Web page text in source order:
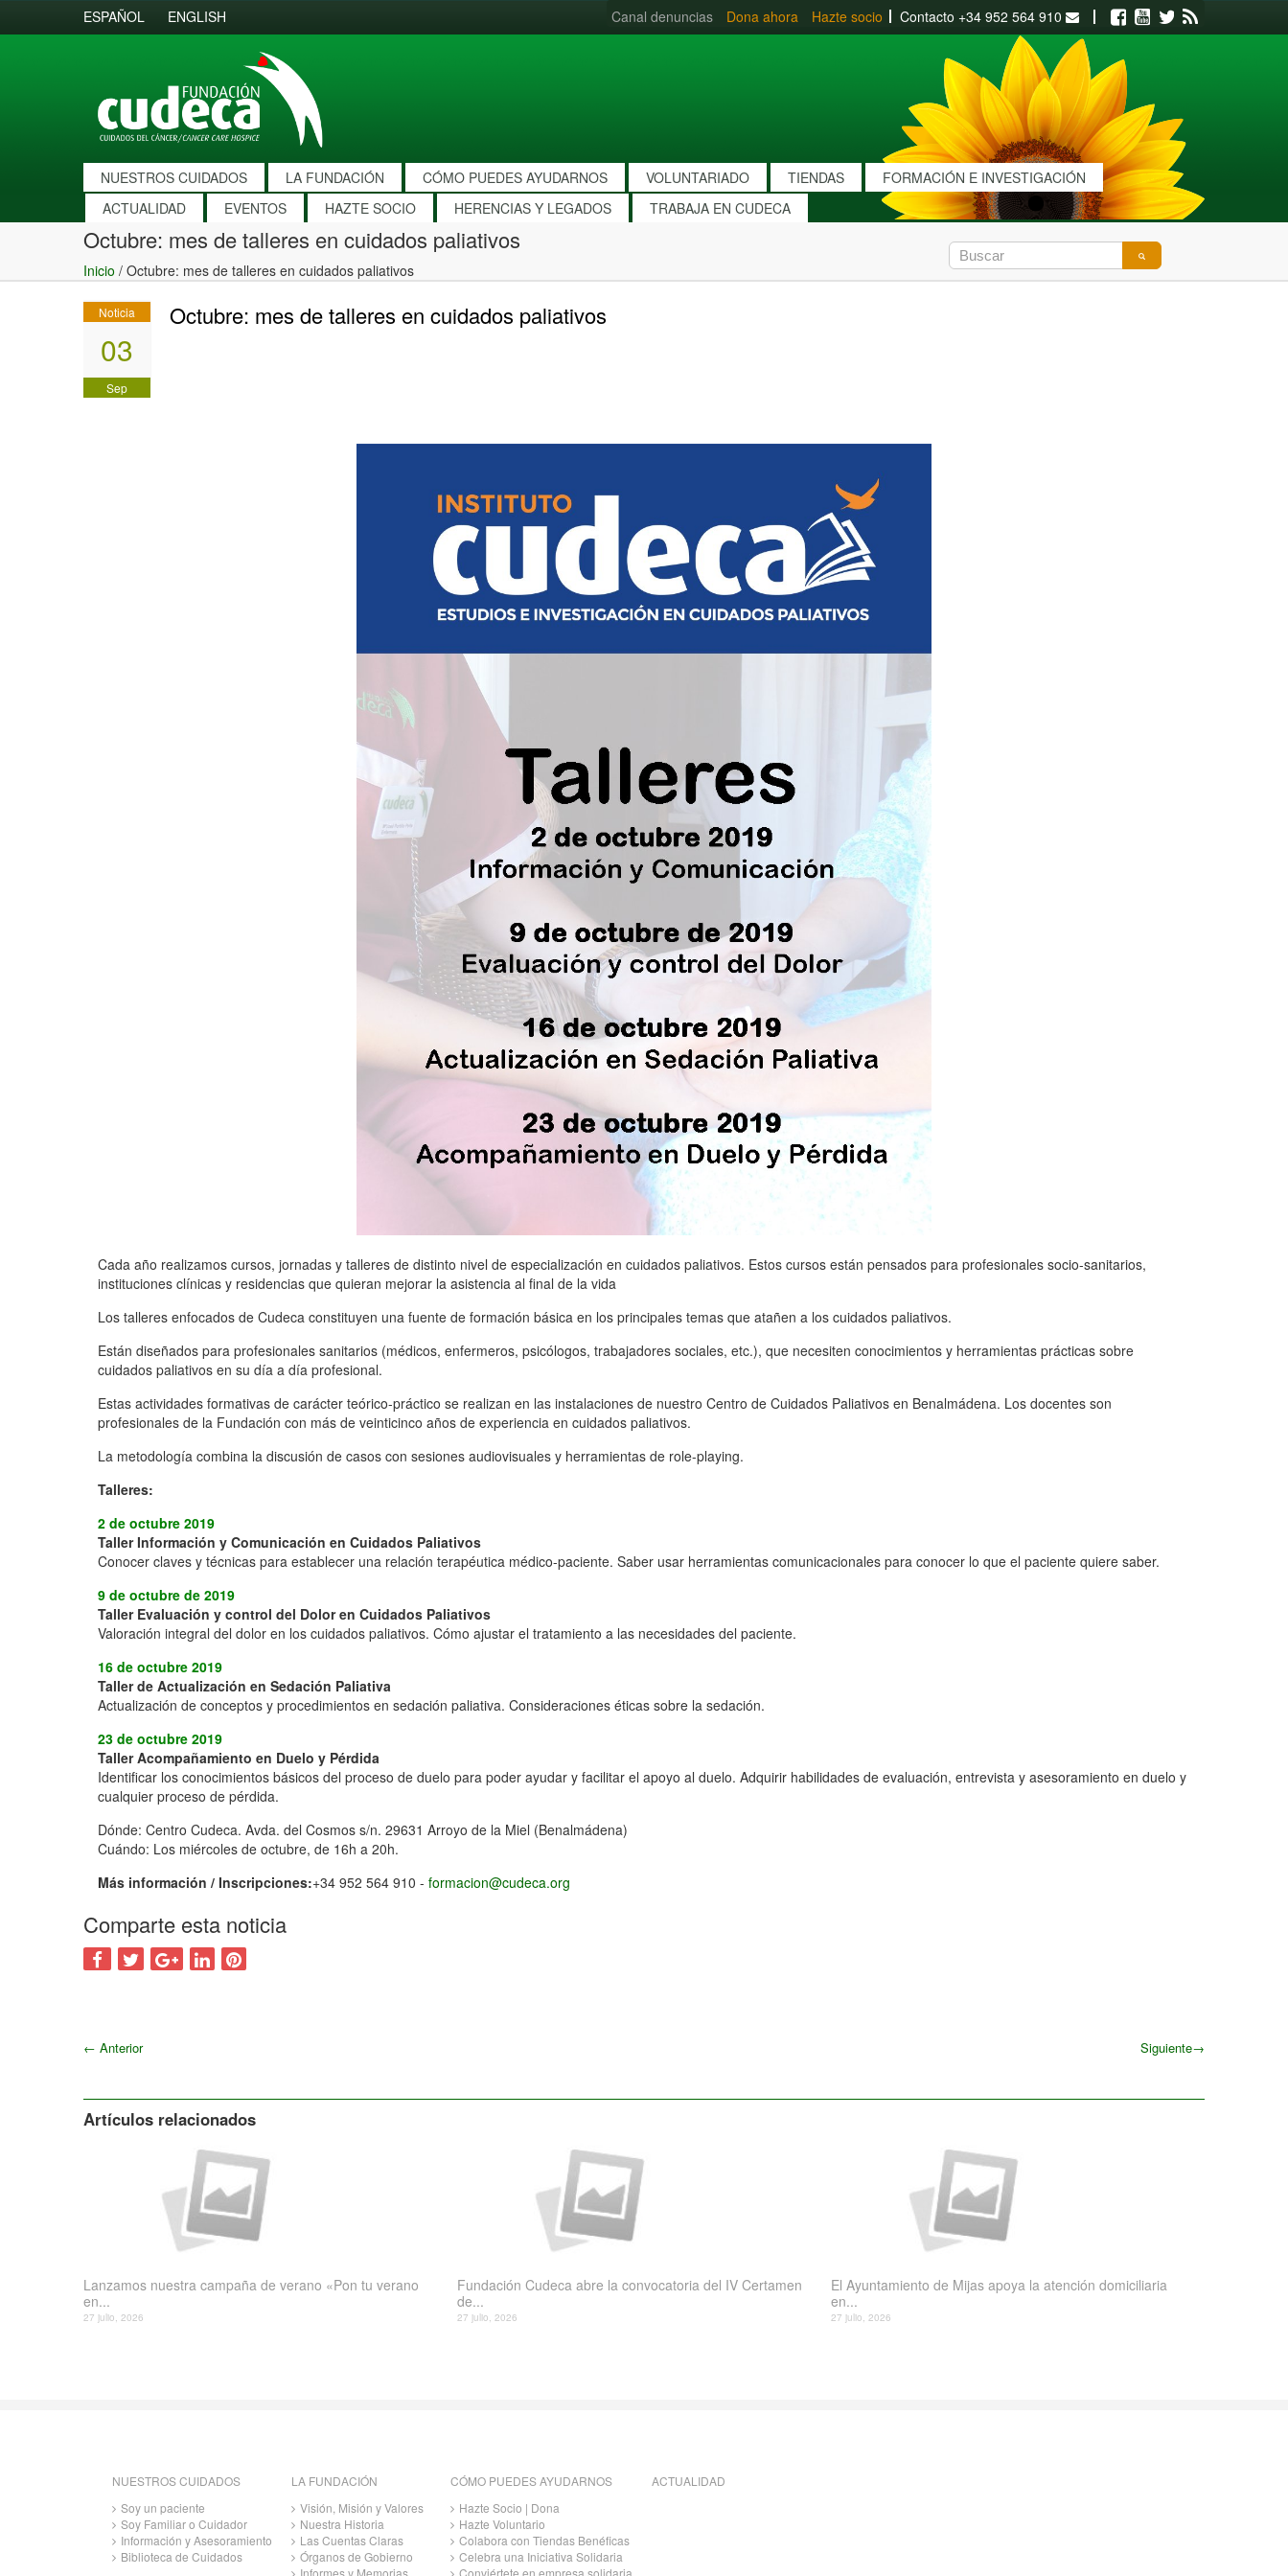
ESPAÑOL ENGLISH Canal denuncias Dona ahora Hazte socio Contacto +34 952 564 910 Facebook
Youtube
Twitter
NUESTROS CUIDADOS LA FUNDACIÓN CÓMO PUEDES AYUDARNOS VOLUNTARIADO TIENDAS
FORMACIÓN E INVESTIGACIÓN
ACTUALIDAD
EVENTOS HAZTE SOCIO HERENCIAS Y LEGADOS TRABAJA EN CUDECA
Octubre: mes de talleres en cuidados paliativos
Inicio / Octubre: mes de talleres en cuidados paliativos
Noticia
03
Sep
Octubre: mes de talleres en cuidados paliativos
Cada año realizamos cursos, jornadas y talleres de distinto nivel de especialización en cuidados paliativos. Estos cursos están pensados para profesionales socio-sanitarios,
instituciones clínicas y residencias que quieran mejorar la asistencia al final de la vida
Los talleres enfocados de Cudeca constituyen una fuente de formación básica en los principales temas que atañen a los cuidados paliativos.
Están diseñados para profesionales sanitarios (médicos, enfermeros, psicólogos, trabajadores sociales, etc.), que necesiten conocimientos y herramientas prácticas sobre
cuidados paliativos en su día a día profesional.
Estas actividades formativas de carácter teórico-práctico se realizan en las instalaciones de nuestro Centro de Cuidados Paliativos en Benalmádena. Los docentes son
profesionales de la Fundación con más de veinticinco años de experiencia en cuidados paliativos.
La metodología combina la discusión de casos con sesiones audiovisuales y herramientas de role-playing.
Talleres:
2 de octubre 2019
Taller Información y Comunicación en Cuidados Paliativos
Conocer claves y técnicas para establecer una relación terapéutica médico-paciente. Saber usar herramientas comunicacionales para conocer lo que el paciente quiere saber.
9 de octubre de 2019
Taller Evaluación y control del Dolor en Cuidados Paliativos
Valoración integral del dolor en los cuidados paliativos. Cómo ajustar el tratamiento a las necesidades del paciente.
16 de octubre 2019
Taller de Actualización en Sedación Paliativa
Actualización de conceptos y procedimientos en sedación paliativa. Consideraciones éticas sobre la sedación.
23 de octubre 2019
Taller Acompañamiento en Duelo y Pérdida
Identificar los conocimientos básicos del proceso de duelo para poder ayudar y facilitar el apoyo al duelo. Adquirir habilidades de evaluación, entrevista y asesoramiento en duelo y
cualquier proceso de pérdida.
Dónde: Centro Cudeca. Avda. del Cosmos s/n. 29631 Arroyo de la Miel (Benalmádena)
Cuándo: Los miércoles de octubre, de 16h a 20h.
Más información / Inscripciones:+34 952 564 910 - formacion@cudeca.org
Comparte esta noticia
← Anterior Siguiente→
Artículos relacionados
Lanzamos nuestra campaña de verano «Pon tu verano
en...
27 julio, 2026
Fundación Cudeca abre la convocatoria del IV Certamen
de...
27 julio, 2026
El Ayuntamiento de Mijas apoya la atención domiciliaria
en...
27 julio, 2026
NUESTROS CUIDADOS
Soy un paciente
Soy Familiar o Cuidador
Información y Asesoramiento
Biblioteca de Cuidados
LA FUNDACIÓN
Visión, Misión y Valores
Nuestra Historia
Las Cuentas Claras
Órganos de Gobierno
Informes y Memorias
CÓMO PUEDES AYUDARNOS
Hazte Socio | Dona
Hazte Voluntario
Colabora con Tiendas Benéficas
Celebra una Iniciativa Solidaria
Conviértete en empresa solidaria
ACTUALIDAD